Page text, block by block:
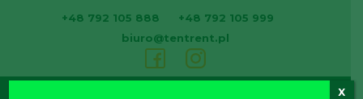
+48 792 105 888
+48 792 105 999
biuro@tentrent.pl
X